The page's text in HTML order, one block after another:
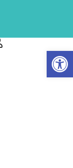
Abrir